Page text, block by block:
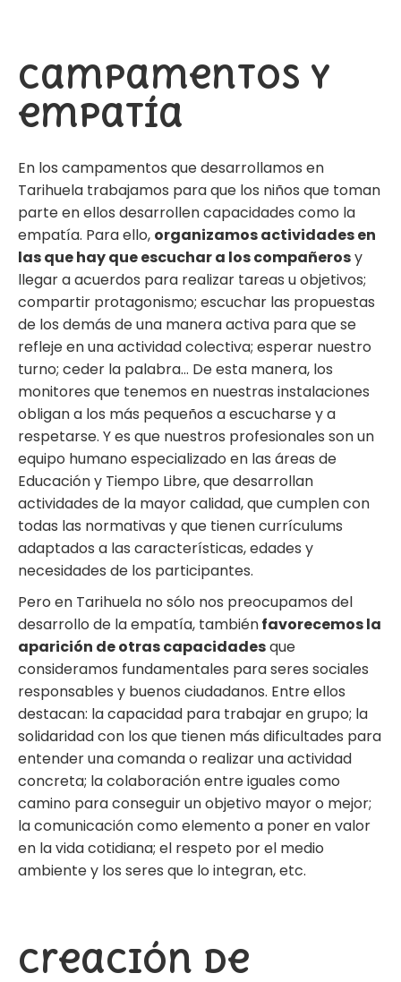
Campamentos y
empatía
En los campamentos que desarrollamos en
Tarihuela trabajamos para que los niños que toman
parte en ellos desarrollen capacidades como la
empatía. Para ello, organizamos actividades en
las que hay que escuchar a los compañerosy
llegar a acuerdos para realizar tareas u objetivos;
compartir protagonismo; escuchar las propuestas
de los demás de una manera activa para que se
refleje en una actividad colectiva; esperar nuestro
turno; ceder la palabra… De esta manera, los
monitores que tenemos en nuestras instalaciones
obligan a los más pequeños a escucharse y a
respetarse. Y es que nuestros profesionales son un
equipo humano especializado en las áreas de
Educación y Tiempo Libre, que desarrollan
actividades de la mayor calidad, que cumplen con
todas las normativas y que tienen currículums
adaptados a las características, edades y
necesidades de los participantes.
Pero en Tarihuela no sólo nos preocupamos del
desarrollo de la empatía, tambiénfavorecemos la
aparición de otras capacidadesque
consideramos fundamentales para seres sociales
responsables y buenos ciudadanos. Entre ellos
destacan: la capacidad para trabajar en grupo; la
solidaridad con los que tienen más dificultades para
entender una comanda o realizar una actividad
concreta; la colaboración entre iguales como
camino para conseguir un objetivo mayor o mejor;
la comunicación como elemento a poner en valor
en la vida cotidiana; el respeto por el medio
ambiente y los seres que lo integran, etc.
Creación de